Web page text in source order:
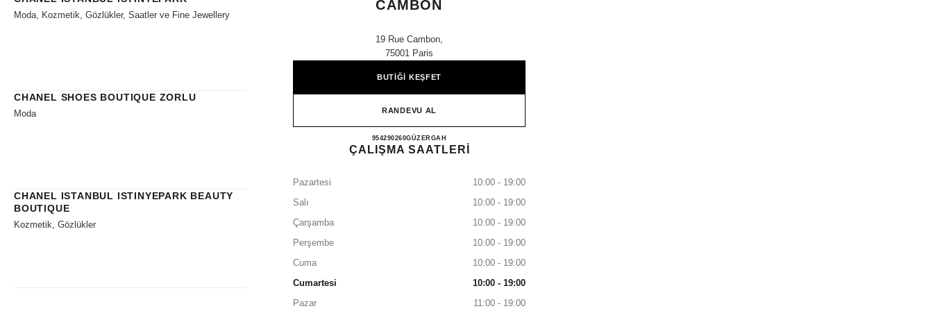
Moda, Kozmetik, Gözlükler, Saatler ve Fine Jewellery
CHANEL SHOES BOUTIQUE ZORLU
Moda
CHANEL ISTANBUL ISTINYEPARK BEAUTY
BOUTIQUE
Kozmetik, Gözlükler
CAMBON
19 Rue Cambon,
75001 Paris
BUTİĞİ KEŞFET
RANDEVU AL
ARAYIN
954290260GÜZERGAHCHANEL PARFUMS BEAUTÉ 19 CAMBON
ÇALIŞMA SAATLERİ
Pazartesi
10:00 - 19:00
Salı
10:00 - 19:00
Çarşamba
10:00 - 19:00
Perşembe
10:00 - 19:00
Cuma
10:00 - 19:00
Cumartesi
10:00 - 19:00
Pazar
11:00 - 19:00